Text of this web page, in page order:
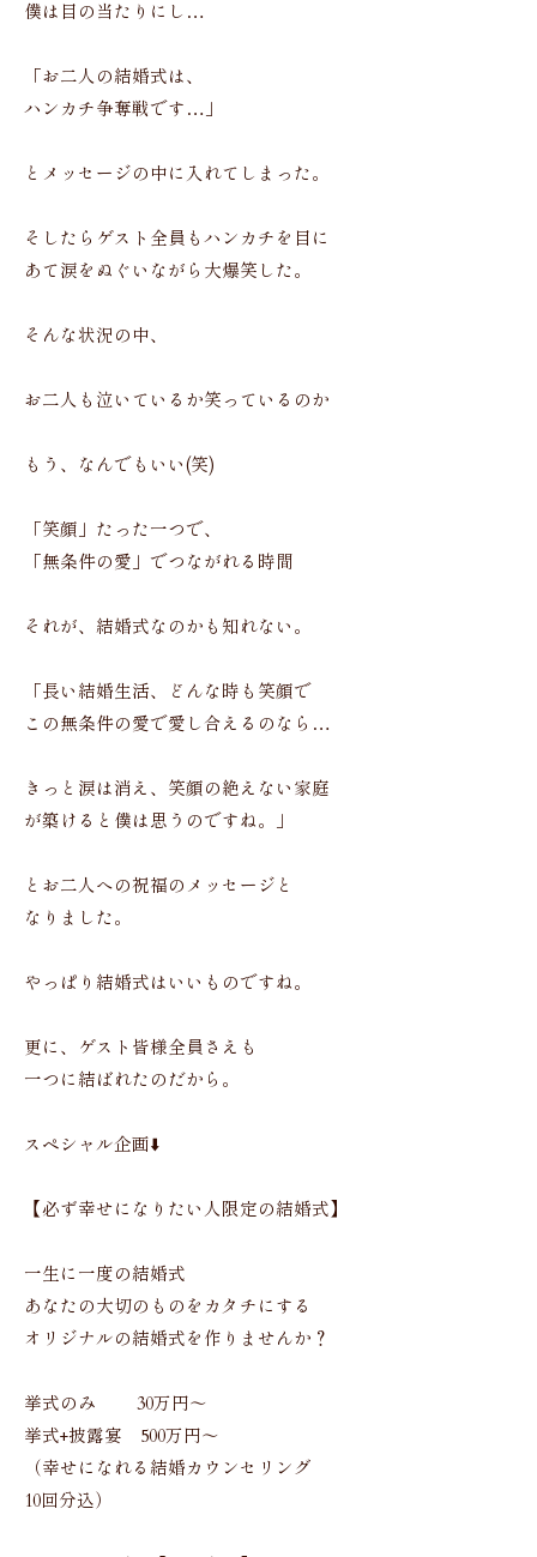
僕は目の当たりにし…
「お二人の結婚式は、
ハンカチ争奪戦です…」
とメッセージの中に入れてしまった。
そしたらゲスト全員もハンカチを目に
あて涙をぬぐいながら大爆笑した。
そんな状況の中、
お二人も泣いているか笑っているのか
もう、なんでもいい(笑)
「笑顔」たった一つで、
「無条件の愛」でつながれる時間
それが、結婚式なのかも知れない。
「長い結婚生活、どんな時も笑顔で
この無条件の愛で愛し合えるのなら…
きっと涙は消え、笑顔の絶えない家庭
が築けると僕は思うのですね。」
とお二人への祝福のメッセージと
なりました。
やっぱり結婚式はいいものですね。
更に、ゲスト皆様全員さえも
一つに結ばれたのだから。
スペシャル企画⬇️
【必ず幸せになりたい人限定の結婚式】
一生に一度の結婚式
あなたの大切のものをカタチにする
オリジナルの結婚式を作りませんか？
挙式のみ 30万円〜
挙式+披露宴 500万円〜
（幸せになれる結婚カウンセリング
10回分込）